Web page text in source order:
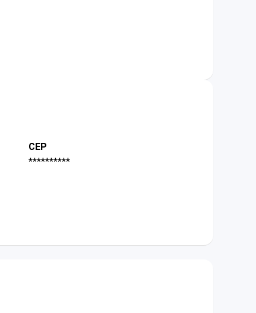
CEP
**********